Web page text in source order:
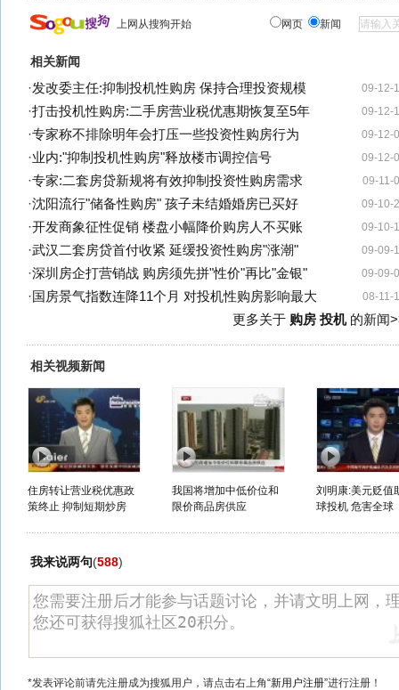
上网从搜狗开始 网页 新闻
相关新闻
09-12-
·发改委主任:抑制投机性购房 保持合理投资规模
09-12-
·打击投机性购房:二手房营业税优惠期恢复至5年
09-12-
·专家称不排除明年会打压一些投资性购房行为
09-12-
·业内:"抑制投机性购房"释放楼市调控信号
09-11-
·专家:二套房贷新规将有效抑制投资性购房需求
09-10-
·沈阳流行"储备性购房" 孩子未结婚婚房已买好
09-10-
·开发商象征性促销 楼盘小幅降价购房人不买账
09-09-
·武汉二套房贷首付收紧 延缓投资性购房"涨潮"
09-09-
·深圳房企打营销战 购房须先拼"性价"再比"金银"
08-11-
· 国房景气指数连降11个月 对投机性购房影响最大
更多关于 购房 投机的新闻
相关视频新闻
住房转让营业税优惠政
策终止 抑制短期炒房
我国将增加中低价位和
限价商品房供应
刘明康:美元贬值
球投机 危害全球
我来说两句(588)
*发表评论前请先注册成为搜狐用户，请点击右上角“新用户注册”进行注册！